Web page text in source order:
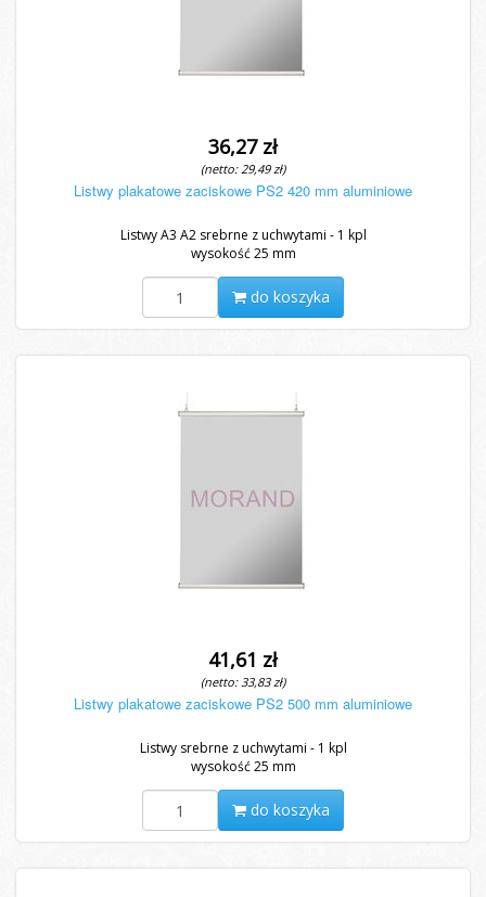
36,27 zł
(netto: 29,49 zł)
Listwy plakatowe zaciskowe PS2 420 mm aluminiowe
Listwy A3 A2 srebrne z uchwytami - 1 kpl
wysokość 25 mm
do koszyka
41,61 zł
(netto: 33,83 zł)
Listwy plakatowe zaciskowe PS2 500 mm aluminiowe
Listwy srebrne z uchwytami - 1 kpl
wysokość 25 mm
do koszyka